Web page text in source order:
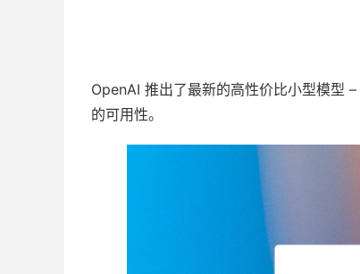
OpenAI 推出了最新的高性价比小型模型
的可用性。